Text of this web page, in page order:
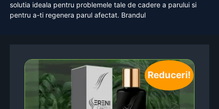
solutia ideala pentru problemele tale de cadere a parului si
pentru a-ti regenera parul afectat. Brandul
Reduceri!